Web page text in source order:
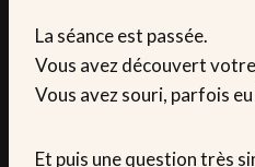
La séance est passée.
Vous avez découvert
Vous avez souri, parfois
Et puis une question très